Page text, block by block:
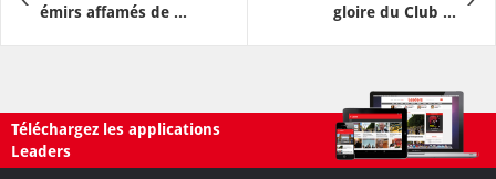
émirs affamés de ...
gloire du Club ...
Téléchargez les applications
Leaders